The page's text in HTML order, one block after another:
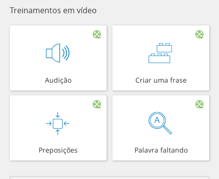
Treinamentos em vídeo
Audição Criar uma frase
Preposições Palavra faltando